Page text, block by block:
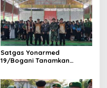
Satgas Yonarmed
19/Bogani Tanamkan